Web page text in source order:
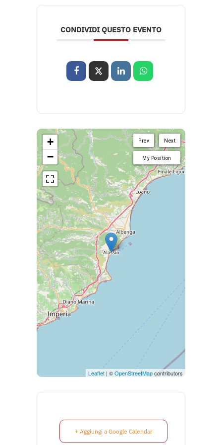
CONDIVIDI QUESTO EVENTO
Next
Prev
My Position
+
−
Leaflet | ©OpenStreetMapcontributors
+ Aggiungi a Google Calendar